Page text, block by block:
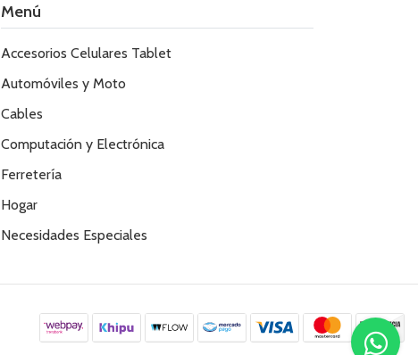
Menú
Accesorios Celulares Tablet
Automóviles y Moto
Cables
Computación y Electrónica
Ferretería
Hogar
Necesidades Especiales